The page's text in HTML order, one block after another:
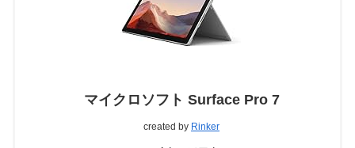
マイクロソフト Surface Pro 7
created by Rinker